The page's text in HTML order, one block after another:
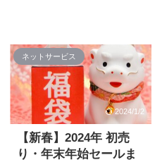
ネットサービス
2024/1/2
【新春】2024年 初売
り・年末年始セールま